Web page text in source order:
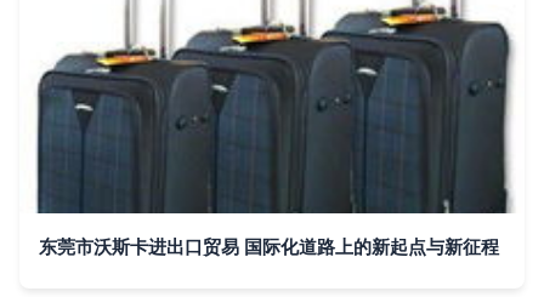
东莞市沃斯卡进出口贸易 国际化道路上的新起点与新征程